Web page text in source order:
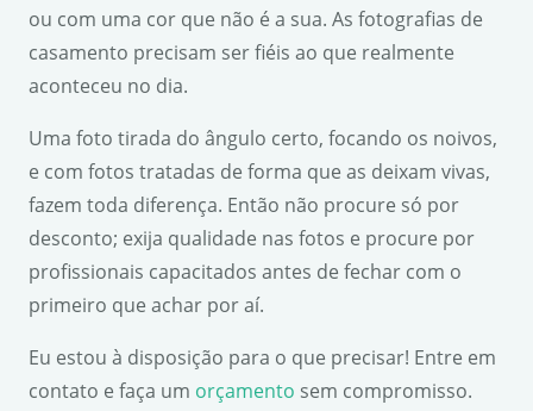
ou com uma cor que não é a sua. As fotografias de
casamento precisam ser fiéis ao que realmente
aconteceu no dia.
Uma foto tirada do ângulo certo, focando os noivos,
e com fotos tratadas de forma que as deixam vivas,
fazem toda diferença. Então não procure só por
desconto; exija qualidade nas fotos e procure por
profissionais capacitados antes de fechar com o
primeiro que achar por aí.
Eu estou à disposição para o que precisar! Entre em
contato e faça um orçamento sem compromisso.